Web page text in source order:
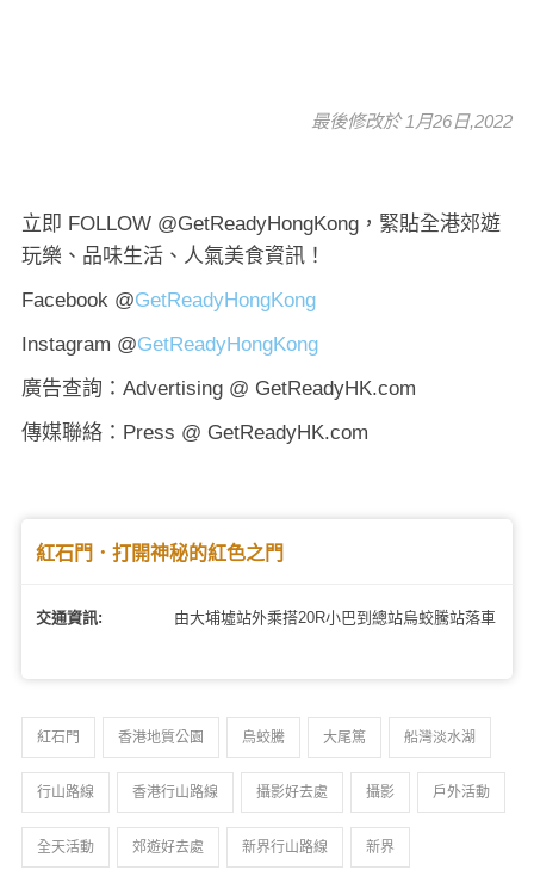
最後修改於 1月26日,2022
立即 FOLLOW @GetReadyHongKong，緊貼全港郊遊
玩樂、品味生活、人氣美食資訊！
Facebook @GetReadyHongKong
Instagram @GetReadyHongKong
廣告查詢：Advertising @ GetReadyHK.com
傳媒聯絡：Press @ GetReadyHK.com
紅石門．打開神秘的紅色之門
交通資訊: 由大埔墟站外乘搭20R小巴到總站烏蛟騰站落車
紅石門 香港地質公園 烏蛟騰 大尾篤 船灣淡水湖
行山路線 香港行山路線 攝影好去處 攝影 戶外活動
全天活動 郊遊好去處 新界行山路線 新界